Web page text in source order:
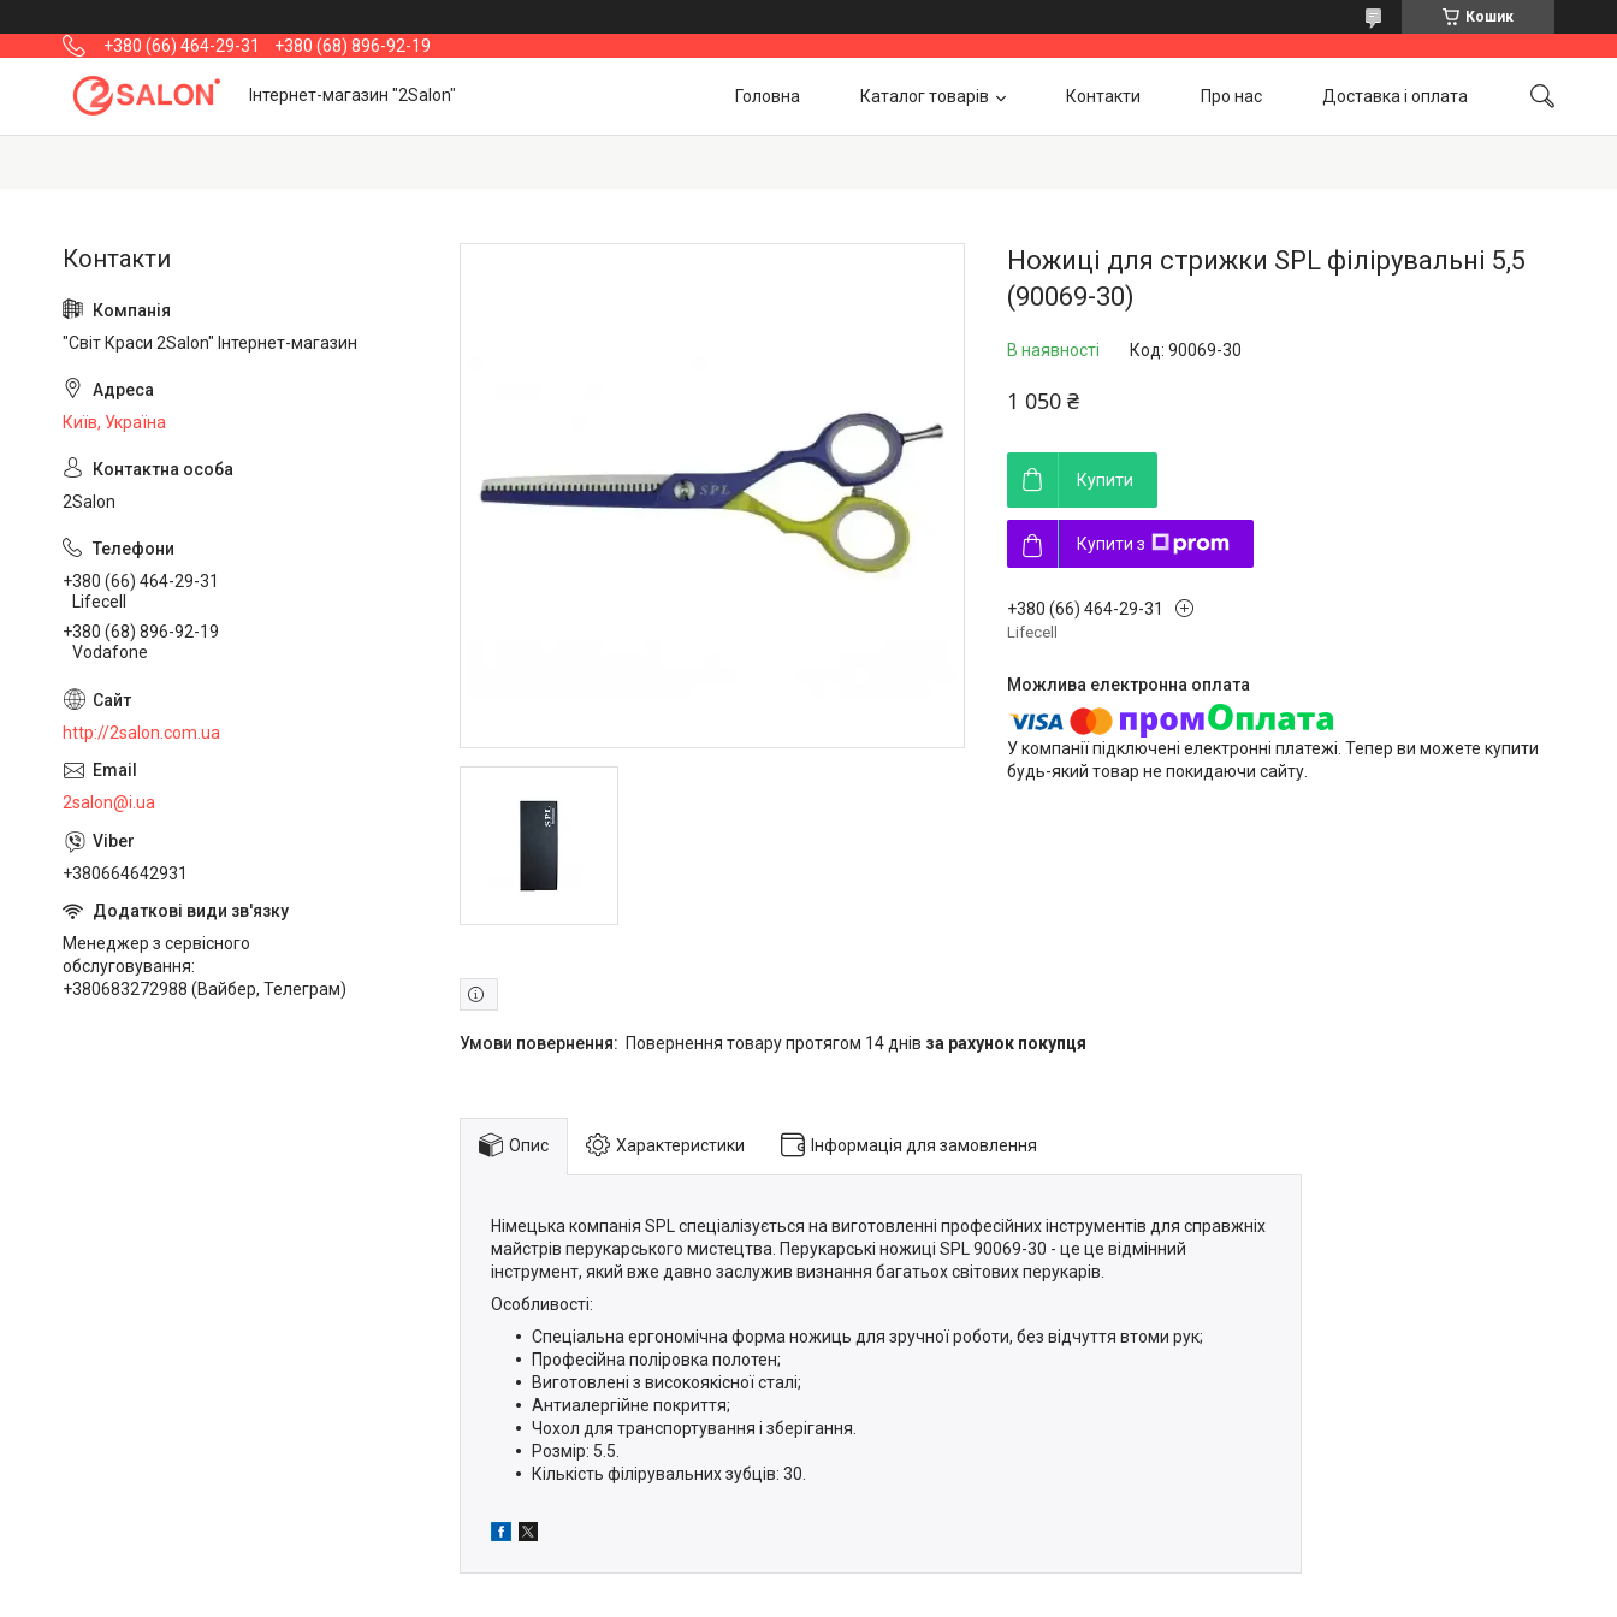
Кошик
+380 (66) 464-29-31 +380 (68) 896-92-19
Інтернет-магазин "2Salon" Головна Каталог товарів Контакти Про нас Доставка і оплата
Ножиці для стрижки SPL філірувальні 5,5
(90069-30)
В наявності Код: 90069-30
1 050 ₴
Купити
Купити з
+380 (66) 464-29-31
Lifecell
У компанії підключені електронні платежі. Тепер ви можете купити
будь-який товар не покидаючи сайту.
повернення товару протягом 14 днів за рахунок покупця
Опис Характеристики Інформація для замовлення
Німецька компанія SPL спеціалізується на виготовленні професійних інструментів для справжніх
майстрів перукарського мистецтва. Перукарські ножиці SPL 90069-30 - це це відмінний
інструмент, який вже давно заслужив визнання багатьох світових перукарів.
Особливості:
Спеціальна ергономічна форма ножиць для зручної роботи, без відчуття втоми рук;
Професійна поліровка полотен;
Виготовлені з високоякісної сталі;
Антиалергійне покриття;
Чохол для транспортування і зберігання.
Розмір: 5.5.
Кількість філірувальних зубців: 30.
"Світ Краси 2Salon" Інтернет-магазин
Київ, Україна
2Salon
+380 (66) 464-29-31
Lifecell
+380 (68) 896-92-19
Vodafone
http://2salon.com.ua
2salon@i.ua
+380664642931
Менеджер з сервісного
обслуговування
+380683272988 (Вайбер, Телеграм)